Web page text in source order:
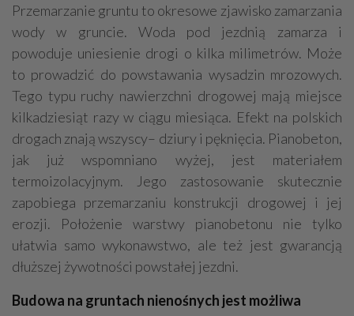
Przemarzanie gruntu to okresowe zjawisko zamarzania
wody w gruncie. Woda pod jezdnią zamarza i
powoduje uniesienie drogi o kilka milimetrów. Może
to prowadzić do powstawania wysadzin mrozowych.
Tego typu ruchy nawierzchni drogowej mają miejsce
kilkadziesiąt razy w ciągu miesiąca. Efekt na polskich
drogach znają wszyscy– dziury i pęknięcia. Pianobeton,
jak już wspomniano wyżej, jest materiałem
termoizolacyjnym. Jego zastosowanie skutecznie
zapobiega przemarzaniu konstrukcji drogowej i jej
erozji. Położenie warstwy pianobetonu nie tylko
ułatwia samo wykonawstwo, ale też jest gwarancją
dłuższej żywotności powstałej jezdni.
Budowa na gruntach nienośnych jest możliwa